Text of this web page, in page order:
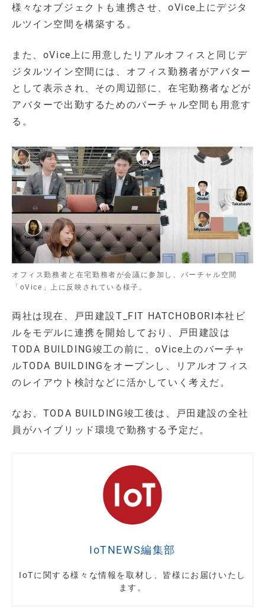
様々なオブジェクトも連携させ、oVice上にデジタ
ルツイン空間を構築する。
また、oVice上に用意したリアルオフィスと同じデ
ジタルツイン空間には、オフィス勤務者がアバター
として表示され、その周辺部に、在宅勤務者などが
アバターで出勤するためのバーチャル空間も用意す
る。
オフィス勤務者と在宅勤務者が会議に参加し、バーチャル空間
「oVice」上に反映されている様子。
両社は現在、戸田建設T_FIT HATCHOBORI本社ビ
ルをモデルに連携を開始しており、戸田建設は
TODA BUILDING竣工の前に、oVice上のバーチャ
ルTODA BUILDINGをオープンし、リアルオフィス
のレイアウト検討などに活かしていく考えだ。
なお、TODA BUILDING竣工後は、戸田建設の全社
員がハイブリッド環境で勤務する予定だ。
IoTNEWS編集部
IoTに関する様々な情報を取材し、皆様にお届けいたし
ます。